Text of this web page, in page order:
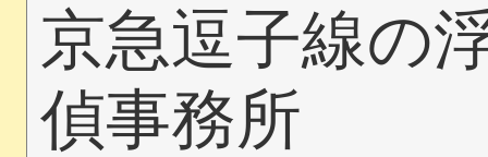
京急逗子線の
偵事務所